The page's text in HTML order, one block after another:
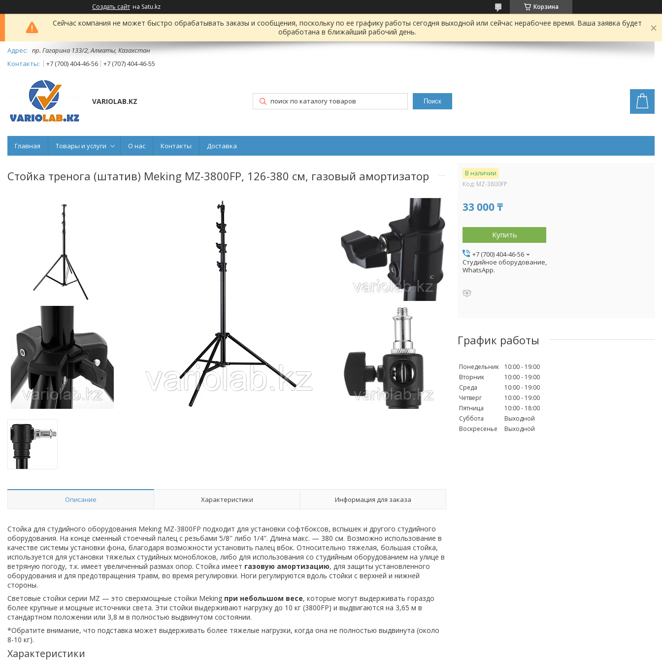
Создать сайт на Satu.kz Корзина
Сейчас компания не может быстро обрабатывать заказы и сообщения, поскольку по ее графику работы сегодня выходной или сейчас нерабочее время. Ваша заявка будет
обработана в ближайший рабочий день.
пр. Гагарина 133/2, Алматы, Казахстан
+7 (700) 404-46-56
+7 (707) 404-46-55
VARIOLAB.KZ Поиск
Главная Товары и услуги О нас Контакты Доставка
Стойка тренога (штатив) Meking MZ-3800FP, 126-380 см, газовый амортизатор
Описание Характеристики Информация для заказа
Стойка для студийного оборудования Meking MZ-3800FP подходит для установки софтбоксов, вспышек и другого студийного
оборудования. На конце сменный стоечный палец с резьбами 5/8″ либо 1/4″. Длина макс. — 380 см. Возможно использование в
качестве системы установки фона, благодаря возможности уcтановить палец вбок. Относительно тяжелая, большая стойка,
используется для установки тяжелых студийных моноблоков, либо для использования со студийным оборудованием на улице в
ветряную погоду, т.к. имеет увеличенный размах опор. Стойка имеет газовую амортизацию, для защиты установленного
оборудования и для предотвращения травм, во время регулировки. Ноги регулируются вдоль стойки с верхней и нижней
стороны.
Световые стойки серии MZ — это сверхмощные стойки Meking при небольшом весе, которые могут выдерживать гораздо
более крупные и мощные источники света. Эти стойки выдерживают нагрузку до 10 кг (3800FP) и выдвигаются на 3,65 м в
стандартном положении или 3,8 м в полностью выдвинутом состоянии.
*Обратите внимание, что подставка может выдерживать более тяжелые нагрузки, когда она не полностью выдвинута (около
8-10 кг).
Характеристики
В наличии
Код: MZ-3800FP
33 000 ₸
Купить
+7 (700) 404-46-56
Студийное оборудование,
WhatsApp.
График работы
Понедельник 10:00
19:00
Вторник
10:00
19:00
Среда
10:00
19:00
Четверг
10:00
19:00
Пятница
10:00
18:00
Суббота
Выходной
Воскресенье
Выходной